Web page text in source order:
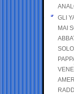
GLI
MAI